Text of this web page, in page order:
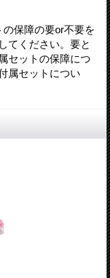
の保障の要or不要を
てください。要と
セットの保障につ
属セットについ